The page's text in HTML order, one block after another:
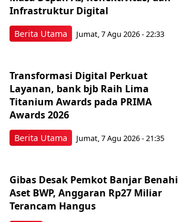
Berita Utama
Infrastruktur Digital
Jumat, 7 Agu 2026 - 22:33
Berita Utama
Transformasi Digital Perkuat
Layanan, bank bjb Raih Lima
Titanium Awards pada PRIMA
Awards 2026
Jumat, 7 Agu 2026 - 21:35
Gibas Desak Pemkot Banjar Benahi
Aset BWP, Anggaran Rp27 Miliar
Terancam Hangus